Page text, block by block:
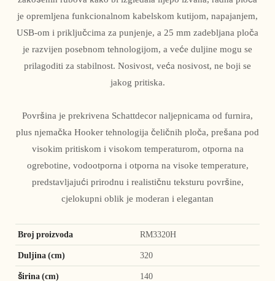
je opremljena funkcionalnom kabelskom kutijom, napajanjem,
USB-om i priključcima za punjenje, a 25 mm zadebljana ploča
je razvijen posebnom tehnologijom, a veće duljine mogu se
prilagoditi za stabilnost. Nosivost, veća nosivost, ne boji se
jakog pritiska.
Površina je prekrivena Schattdecor naljepnicama od furnira,
plus njemačka Hooker tehnologija čeličnih ploča, prešana pod
visokim pritiskom i visokom temperaturom, otporna na
ogrebotine, vodootporna i otporna na visoke temperature,
predstavljajući prirodnu i realističnu teksturu površine,
cjelokupni oblik je moderan i elegantan
Broj proizvoda RM3320H
Duljina (cm) 320
širina (cm) 140